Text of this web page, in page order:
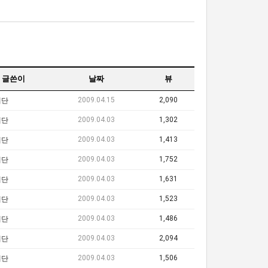
글쓴이 날짜 뷰
2009.04.15 2,090
2009.04.03 1,302
2009.04.03 1,413
2009.04.03 1,752
2009.04.03 1,631
2009.04.03 1,523
2009.04.03 1,486
2009.04.03 2,094
2009.04.03 1,506